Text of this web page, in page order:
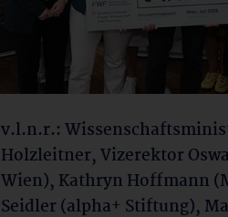
v.l.n.r.:
Holzleitner, Vizerektor
Wien), Kathryn Hoffmann
Seidler (alpha+ Stiftung),